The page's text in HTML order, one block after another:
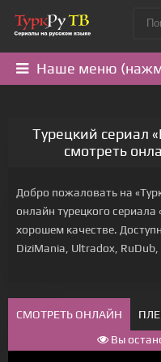
Наше меню
Турецкий сериал
смотреть
Добро пожаловать на
онлайн турецкого
хорошем качестве.
DiziMania, Ultradox, RuDub,
СМОТРЕТЬ ОНЛАЙН
Вы